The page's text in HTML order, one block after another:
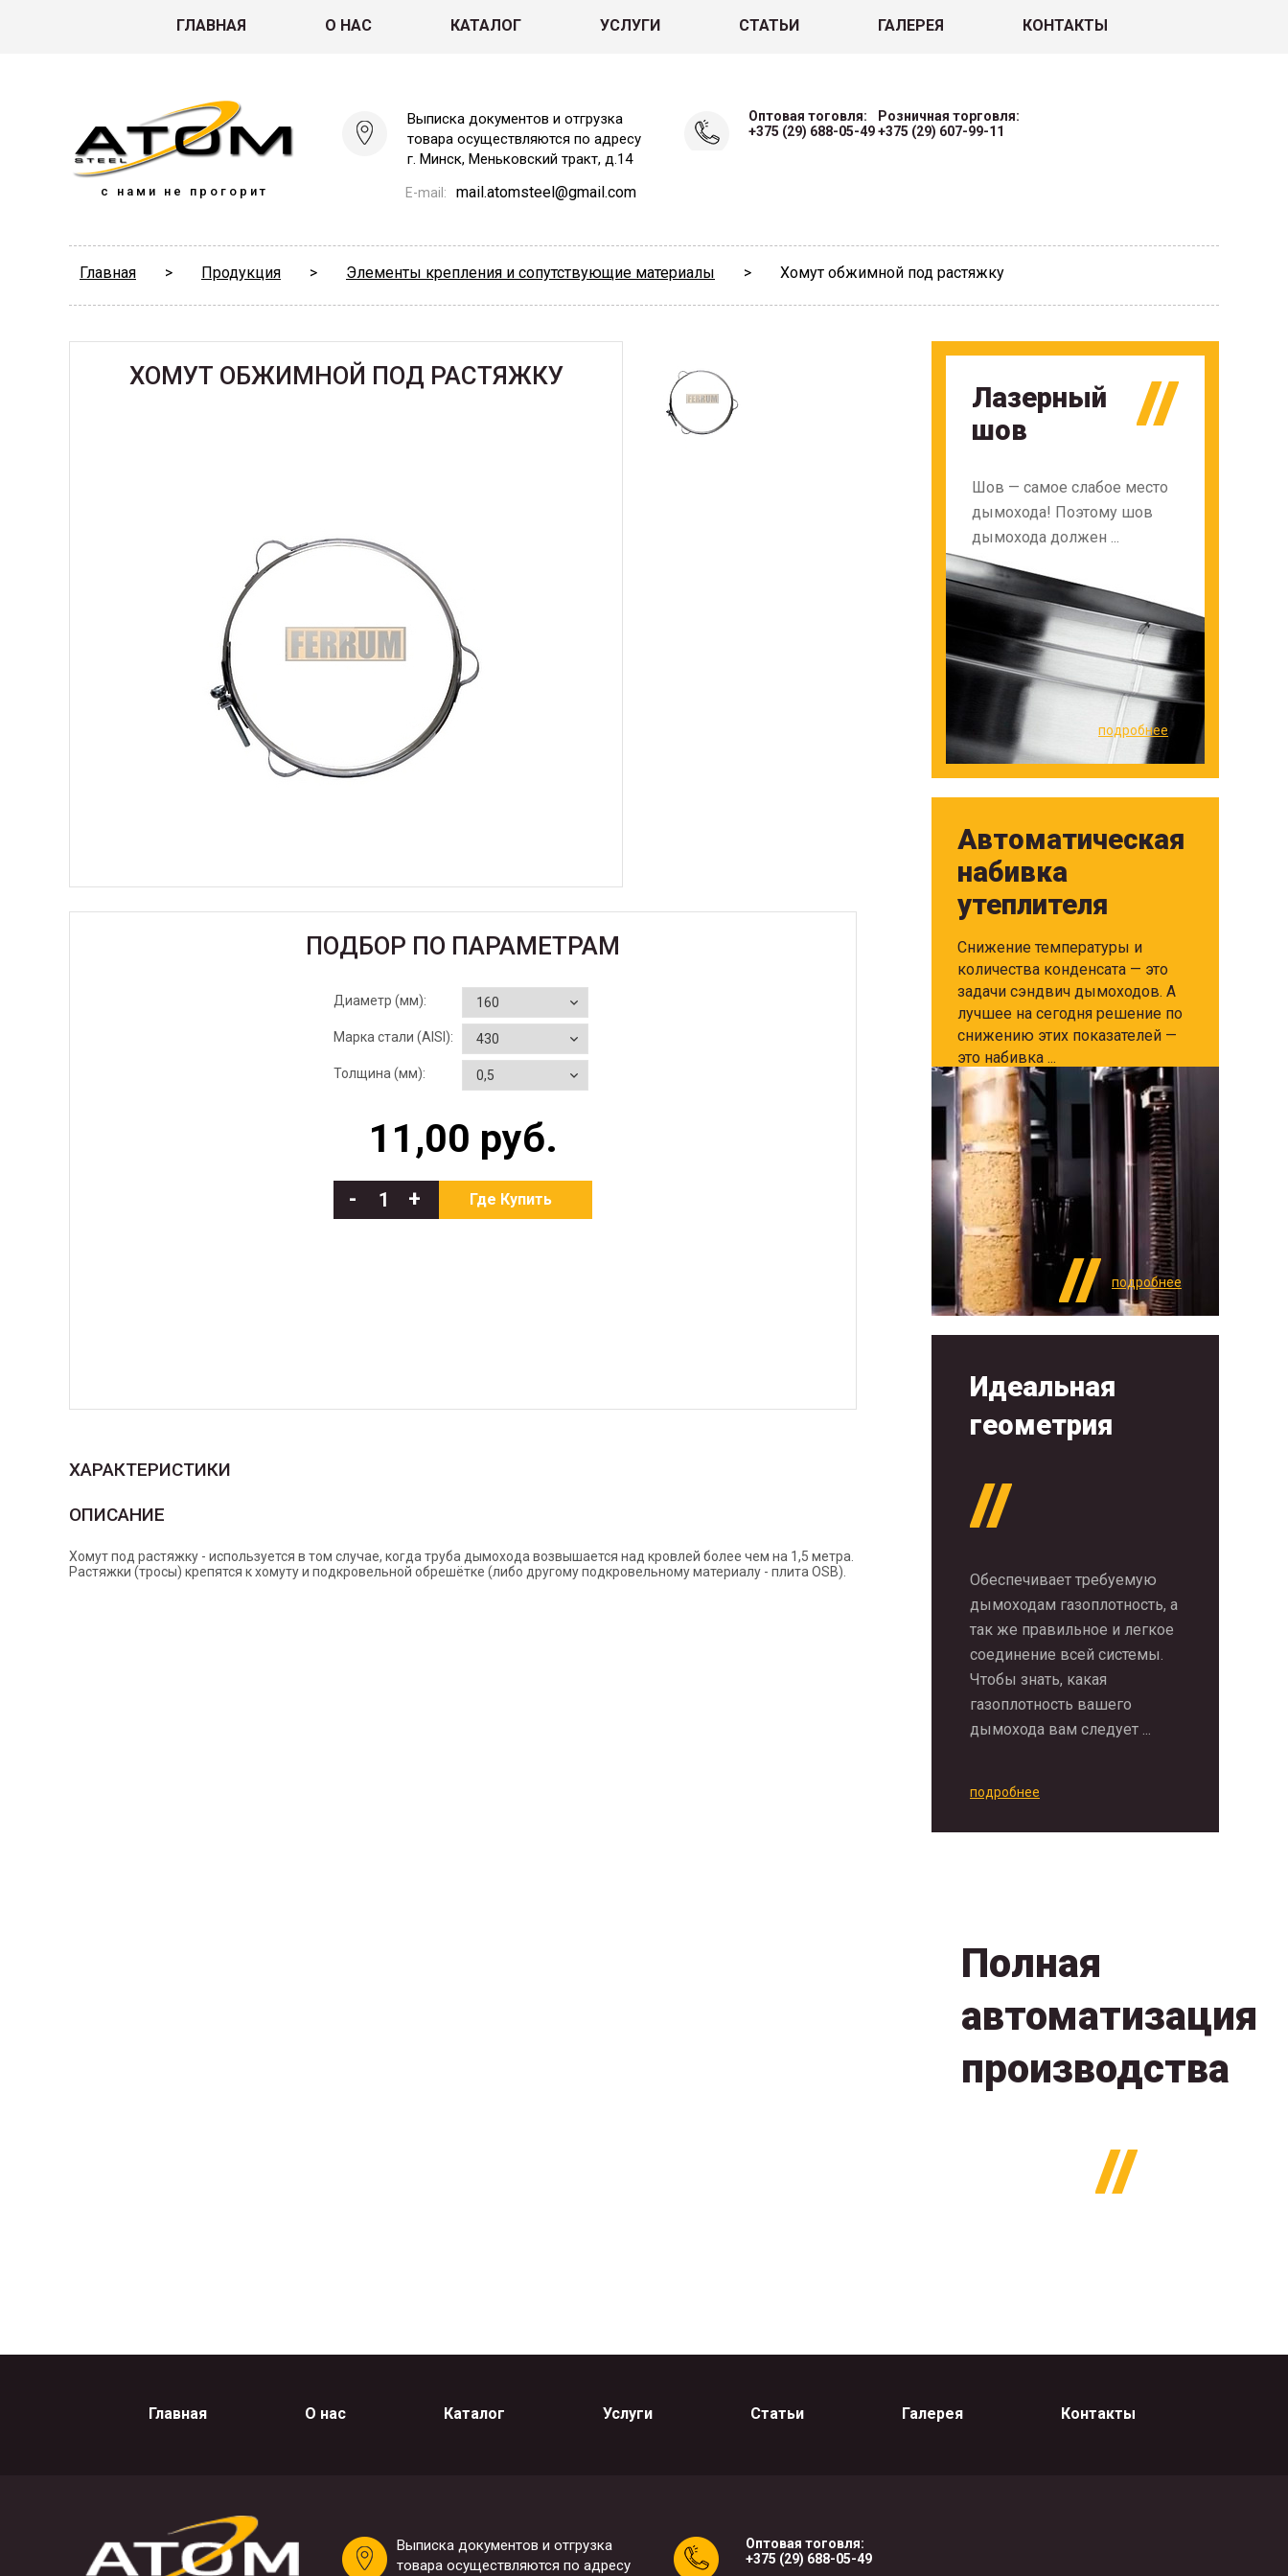
ГЛАВНАЯ О НАС КАТАЛОГ УСЛУГИ СТАТЬИ ГАЛЕРЕЯ КОНТАКТЫ
с нами не прогорит
Выписка документов и отгрузка
товара осуществляются по адресу
г. Минск, Меньковский тракт, д.14
E-mail: mail.atomsteel@gmail.com
Оптовая тоговля:
+375 (29) 688-05-49
Розничная торговля:
+375 (29) 607-99-11
Главная > Продукция > Элементы крепления и сопутствующие материалы > Хомут обжимной под растяжку
ХОМУТ ОБЖИМНОЙ ПОД РАСТЯЖКУ
ПОДБОР ПО ПАРАМЕТРАМ
Диаметр (мм):
Марка стали (AISI):
Толщина (мм):
11,00 руб.
- + Где Купить
ХАРАКТЕРИСТИКИ
ОПИСАНИЕ
Хомут под растяжку - используется в том случае, когда труба дымохода возвышается над кровлей более чем на 1,5 метра.
Растяжки (тросы) крепятся к хомуту и подкровельной обрешётке (либо другому подкровельному материалу - плита OSB).
Лазерный
шов
Шов — самое слабое место
дымохода! Поэтому шов
дымохода должен ...
подробнее
Автоматическая
набивка
утеплителя
Снижение температуры и
количества конденсата — это
задачи сэндвич дымоходов. А
лучшее на сегодня решение по
снижению этих показателей —
это набивка ...
подробнее
Идеальная
геометрия
Обеспечивает требуемую
дымоходам газоплотность, а
так же правильное и легкое
соединение всей системы.
Чтобы знать, какая
газоплотность вашего
дымохода вам следует ...
подробнее
Полная
автоматизация
производства
Главная О нас Каталог Услуги Статьи Галерея Контакты
Выписка документов и отгрузка
товара осуществляются по адресу
Оптовая тоговля:
+375 (29) 688-05-49